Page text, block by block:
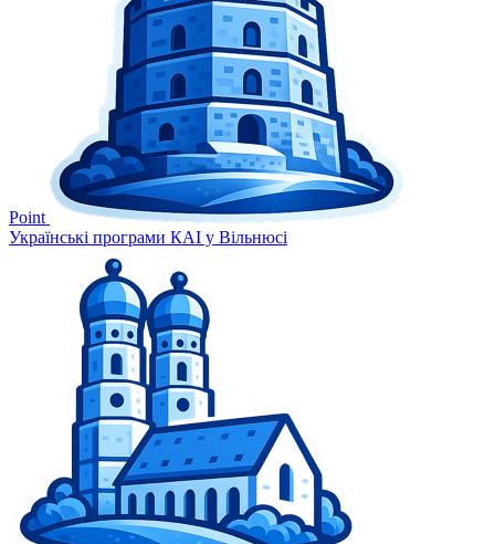
Point
Українські програми КАІ у Вільнюсі